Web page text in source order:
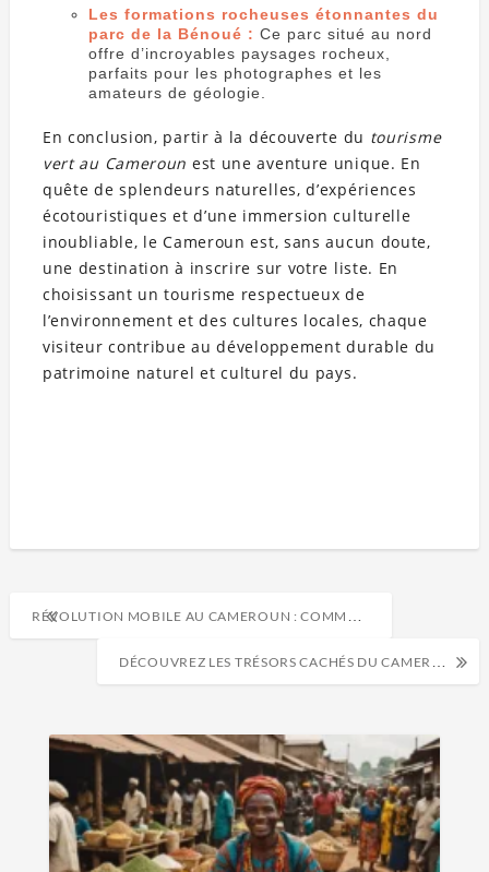
Les formations rocheuses étonnantes du
parc de la Bénoué : Ce parc situé au nord
offre d’incroyables paysages rocheux,
parfaits pour les photographes et les
amateurs de géologie.
En conclusion, partir à la découverte du tourisme
vert au Cameroun est une aventure unique. En
quête de splendeurs naturelles, d’expériences
écotouristiques et d’une immersion culturelle
inoubliable, le Cameroun est, sans aucun doute,
une destination à inscrire sur votre liste. En
choisissant un tourisme respectueux de
l’environnement et des cultures locales, chaque
visiteur contribue au développement durable du
patrimoine naturel et culturel du pays.
RÉVOLUTION MOBILE AU CAMEROUN : COMMENT LA TECH TRANSFORME LE QUOTIDIEN !
DÉCOUVREZ LES TRÉSORS CACHÉS DU CAMEROUN: AVENTURE ET ÉMERVEILLEMENT GARANTIS